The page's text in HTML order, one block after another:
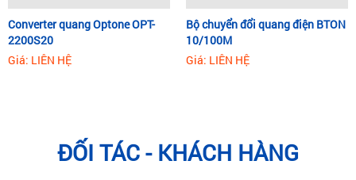
Converter quang Optone OPT-
2200S20
Giá: LIÊN HỆ
Bộ chuyển đổi quang điện BTON
10/100M
Giá: LIÊN HỆ
ĐỐI TÁC - KHÁCH HÀNG